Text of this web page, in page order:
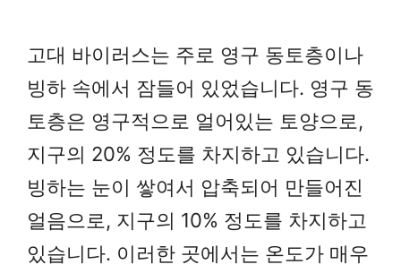
고대 바이러스는 주로 영구 동토층이나
빙하 속에서 잠들어 있었습니다. 영구 동
토층은 영구적으로 얼어있는 토양으로,
지구의 20% 정도를 차지하고 있습니다.
빙하는 눈이 쌓여서 압축되어 만들어진
얼음으로, 지구의 10% 정도를 차지하고
있습니다. 이러한 곳에서는 온도가 매우